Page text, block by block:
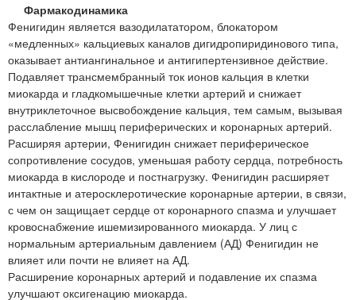
Фармакодинамика
Фенигидин является вазодилататором, блокатором
«медленных» кальциевых каналов дигидропиридинового типа,
оказывает антиангинальное и антигипертензивное действие.
Подавляет трансмембранный ток ионов кальция в клетки
миокарда и гладкомышечные клетки артерий и снижает
внутриклеточное высвобождение кальция, тем самым, вызывая
расслабление мышц периферических и коронарных артерий.
Расширяя артерии, Фенигидин снижает периферическое
сопротивление сосудов, уменьшая работу сердца, потребность
миокарда в кислороде и постнагрузку. Фенигидин расширяет
интактные и атеросклеротические коронарные артерии, в связи,
с чем он защищает сердце от коронарного спазма и улучшает
кровоснабжение ишемизированного миокарда. У лиц с
нормальным артериальным давлением (АД) Фенигидин не
влияет или почти не влияет на АД.
Расширение коронарных артерий и подавление их спазма
улучшают оксигенацию миокарда.